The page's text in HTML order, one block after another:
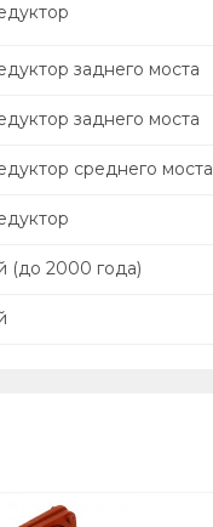
заднего моста
заднего моста
среднего моста
(до 2000 года)